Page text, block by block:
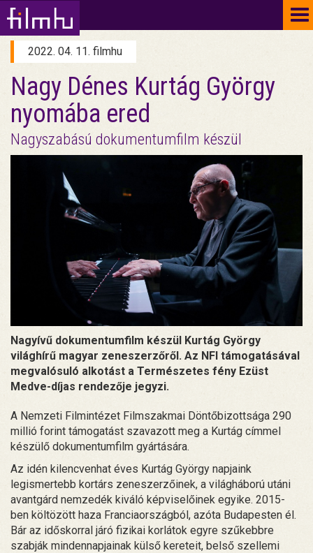
2022. 04. 11. filmhu
Nagy Dénes Kurtág György
nyomába ered
Nagyszabású dokumentumfilm készül
Nagyívű dokumentumfilm készül Kurtág György
világhírű magyar zeneszerzőről. Az NFI támogatásával
megvalósuló alkotást a Természetes fény Ezüst
Medve-díjas rendezője jegyzi.
A Nemzeti Filmintézet Filmszakmai Döntőbizottsága 290
millió forint támogatást szavazott meg a Kurtág címmel
készülő dokumentumfilm gyártására.
Az idén kilencvenhat éves Kurtág György napjaink
legismertebb kortárs zeneszerzőinek, a világháború utáni
avantgárd nemzedék kiváló képviselőinek egyike. 2015-
ben költözött haza Franciaországból, azóta Budapesten él.
Bár az időskorral járó fizikai korlátok egyre szűkebbre
szabják mindennapjainak külső kereteit, belső szellemi